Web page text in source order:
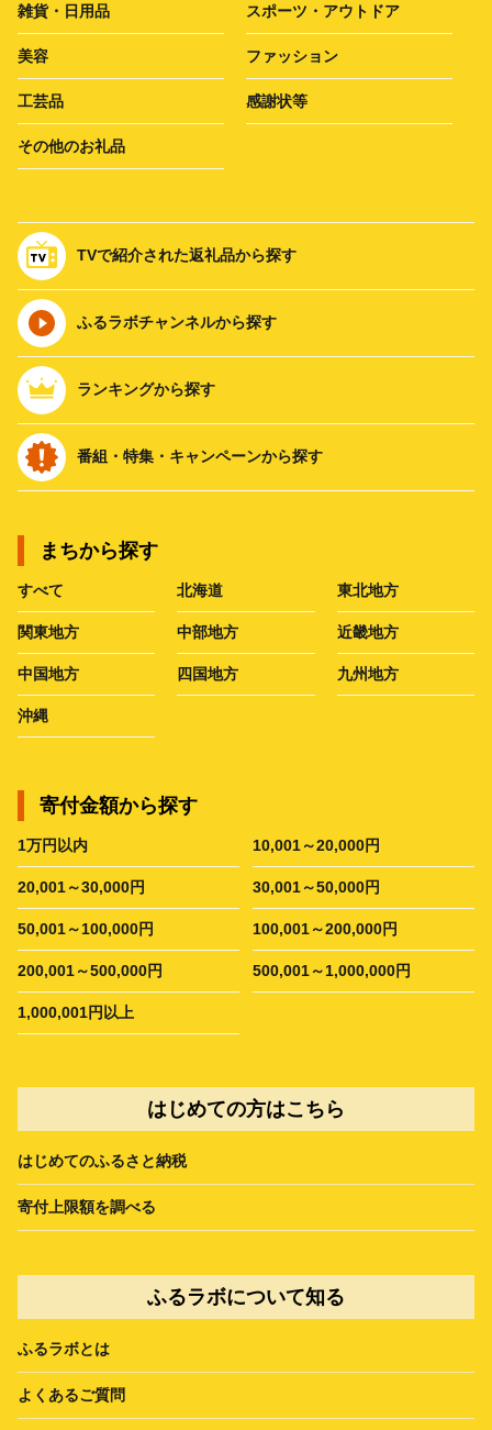
雑貨・日用品 スポーツ・アウトドア
美容 ファッション
工芸品 感謝状等
その他のお礼品
TVで紹介された返礼品から探す
ふるラボチャンネルから探す
ランキングから探す
番組・特集・キャンペーンから探す
まちから探す
すべて 北海道 東北地方
関東地方 中部地方 近畿地方
中国地方 四国地方 九州地方
沖縄
寄付金額から探す
1万円以内 10,001～20,000円
20,001～30,000円 30,001～50,000円
50,001～100,000円 100,001～200,000円
200,001～500,000円 500,001～1,000,000円
1,000,001円以上
はじめての方はこちら
はじめてのふるさと納税
寄付上限額を調べる
ふるラボについて知る
ふるラボとは
よくあるご質問